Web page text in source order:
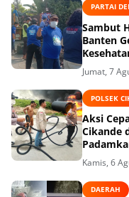
PARTAI
Sambut
Banten
Jumat, 7
POLSEK
Aksi
Cikande
Kamis, 6
DAERAH